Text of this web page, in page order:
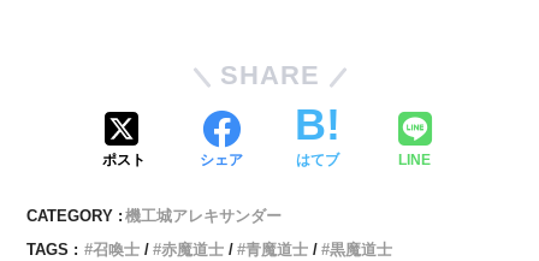
SHARE
ポスト シェア はてブ LINE
CATEGORY : 機工城アレキサンダー
TAGS :
召喚士 赤魔道士 青魔道士 黒魔道士